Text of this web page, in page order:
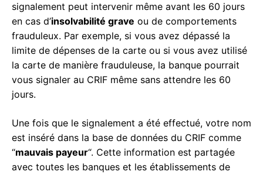
signalement peut intervenir même avant les 60 jours
en cas d’insolvabilité grave ou de comportements
frauduleux. Par exemple, si vous avez dépassé la
limite de dépenses de la carte ou si vous avez utilisé
la carte de manière frauduleuse, la banque pourrait
vous signaler au CRIF même sans attendre les 60
jours.
Une fois que le signalement a été effectué, votre nom
est inséré dans la base de données du CRIF comme
“mauvais payeur“. Cette information est partagée
avec toutes les banques et les établissements de